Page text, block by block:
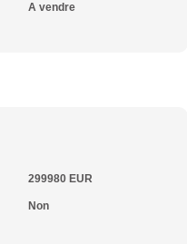
A vendre
299980 EUR
Non